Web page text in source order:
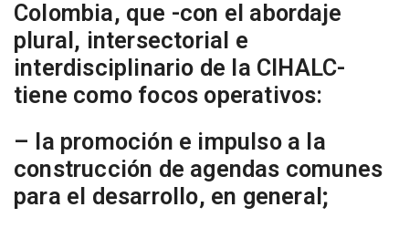
Colombia, que -con el abordaje
plural, intersectorial e
interdisciplinario de la CIHALC-
tiene como focos operativos:
– la promoción e impulso a la
construcción de agendas comunes
para el desarrollo, en general;